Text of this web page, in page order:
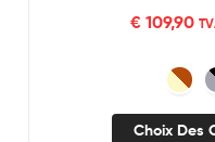
€109,90
Choix Des